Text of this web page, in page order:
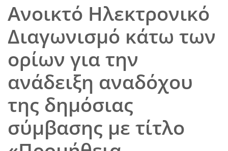
Ανοικτό Ηλεκτρονικό
Διαγωνισμό κάτω των
ορίων για την
ανάδειξη αναδόχου
της δημόσιας
σύμβασης με τίτλο